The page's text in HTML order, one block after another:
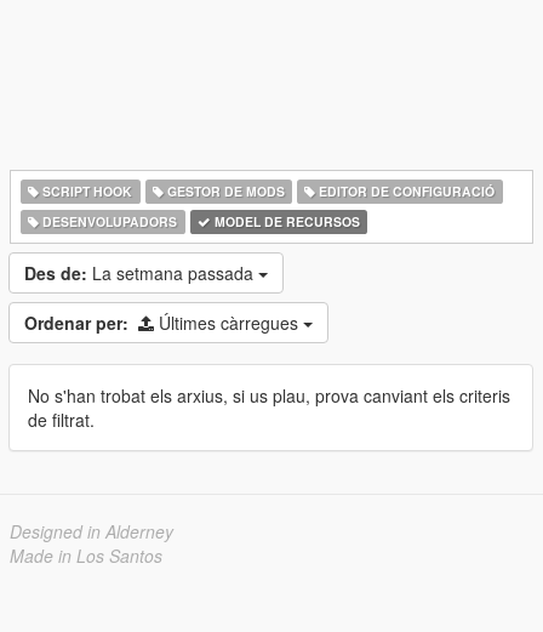
SCRIPT HOOK GESTOR DE MODS
EDITOR DE CONFIGURACIÓ
DESENVOLUPADORS
MODEL DE RECURSOS
Des de: La setmana passada
Ordenar per: Últimes càrregues
No s'han trobat els arxius, si us plau, prova canviant els criteris
de filtrat.
Designed in Alderney
Made in Los Santos